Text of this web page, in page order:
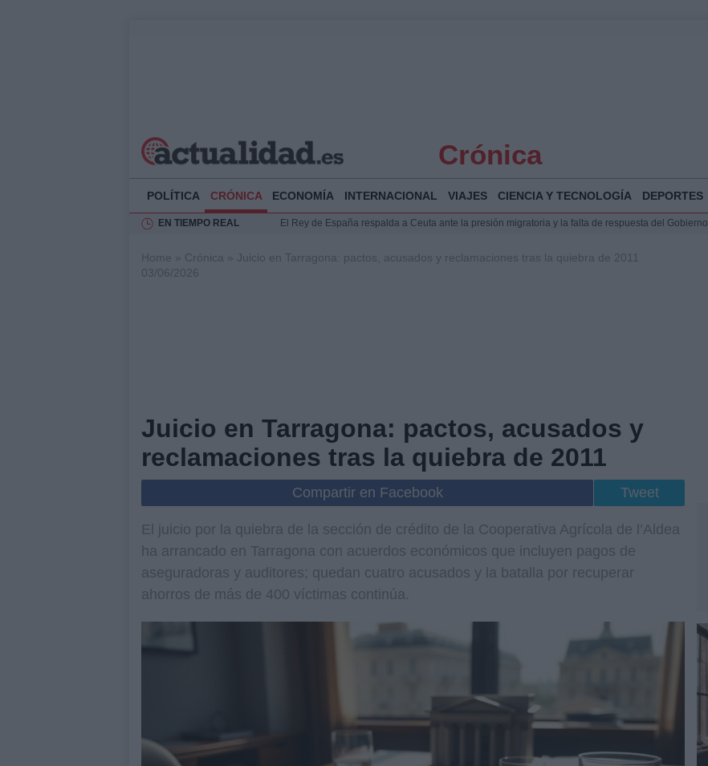
Crónica
POLÍTICA CRÓNICA ECONOMÍA INTERNACIONAL VIAJES CIENCIA Y TECNOLOGÍA DEPORTES
EN TIEMPO REAL
El Rey de España respalda a Ceuta ante la presión migratoria y la falta de respuesta del Gobierno
Análisis de la respuesta del Gobierno ante la crisis migratoria en Ceuta
Home » Crónica » Juicio en Tarragona: pactos, acusados y reclamaciones tras la quiebra de 2011
03/06/2026
Juicio en Tarragona: pactos, acusados y
reclamaciones tras la quiebra de 2011
Compartir en Facebook Tweet
El juicio por la quiebra de la sección de crédito de la Cooperativa Agrícola de l’Aldea
ha arrancado en Tarragona con acuerdos económicos que incluyen pagos de
aseguradoras y auditores; quedan cuatro acusados y la batalla por recuperar
ahorros de más de 400 víctimas continúa.